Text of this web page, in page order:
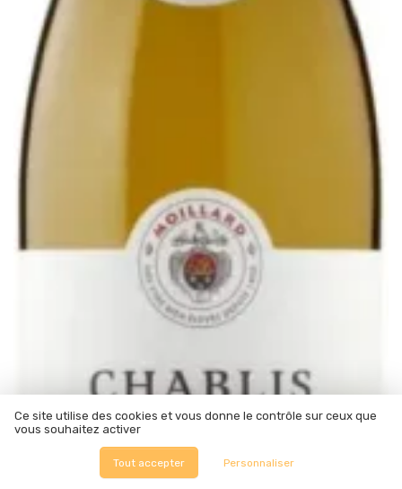
Ce site utilise des cookies et vous donne le contrôle sur ceux que
vous souhaitez activer
Tout accepter Personnaliser